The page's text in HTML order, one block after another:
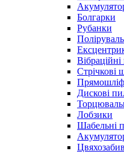
Болгарки
Рубанки
Стрічкові
Дискові
Лобзики
Шабельні